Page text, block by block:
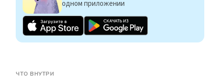
одном приложении
ЧТО ВНУТРИ